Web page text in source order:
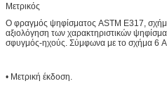
Μετρικός
Ο φραγμός ψηφίσματος ASTM E317, σχήμα
αξιολόγηση των χαρακτηριστικών
σφυγμός-ηχούς. Σύμφωνα με το σχήμα 6
• Μετρική έκδοση.